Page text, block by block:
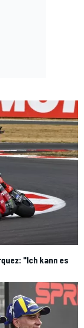
"Ich kann es